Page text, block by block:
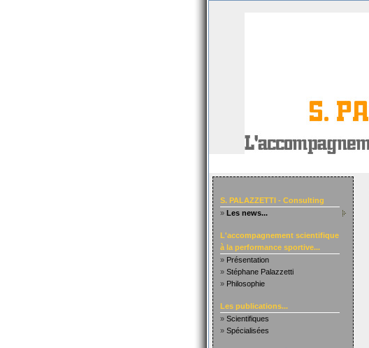
S. PALAZZETTI - Consulting
» Les news...
L'accompagnement scientifique
à la performance sportive...
» Présentation
» Stéphane Palazzetti
» Philosophie
Les publications...
» Scientifiques
» Spécialisées